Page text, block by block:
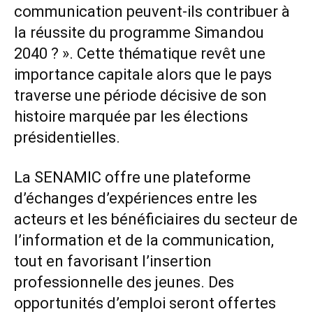
communication peuvent-ils contribuer à
la réussite du programme Simandou
2040 ? ». Cette thématique revêt une
importance capitale alors que le pays
traverse une période décisive de son
histoire marquée par les élections
présidentielles.
La SENAMIC offre une plateforme
d’échanges d’expériences entre les
acteurs et les bénéficiaires du secteur de
l’information et de la communication,
tout en favorisant l’insertion
professionnelle des jeunes. Des
opportunités d’emploi seront offertes